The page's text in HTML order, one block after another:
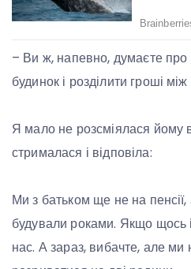
– Ви ж, напевно, думаєте про
будинок і розділити гроші
Я мало не розсміялася йому
стрималася і відповіла:
Ми з батьком ще не на
будували роками. Якщо щось
нас. А зараз, вибачте, але ми